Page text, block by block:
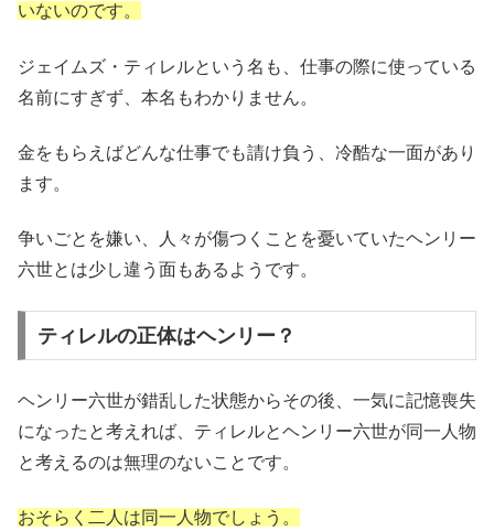
いないのです。
ジェイムズ・ティレルという名も、仕事の際に使っている
名前にすぎず、本名もわかりません。
金をもらえばどんな仕事でも請け負う、冷酷な一面があり
ます。
争いごとを嫌い、人々が傷つくことを憂いていたヘンリー
六世とは少し違う面もあるようです。
ティレルの正体はヘンリー？
ヘンリー六世が錯乱した状態からその後、一気に記憶喪失
になったと考えれば、ティレルとヘンリー六世が同一人物
と考えるのは無理のないことです。
おそらく二人は同一人物でしょう。